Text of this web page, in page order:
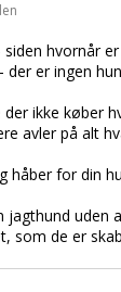
hvornår
der er ingen
ikke køber
avler på alt
håber for din
uden
som de er